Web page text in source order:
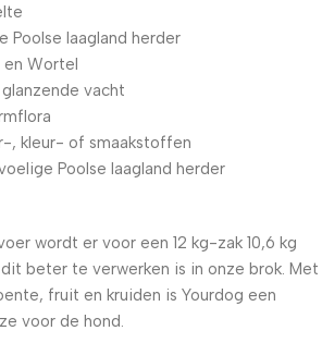
Poolse laagland herder
en Wortel
vacht
, kleur- of smaakstoffen
Poolse laagland herder
wordt er voor een 12 kg-zak 10,6 kg
beter te verwerken is in onze brok. Met
fruit en kruiden is Yourdog een
voor de hond.